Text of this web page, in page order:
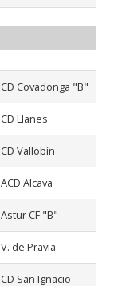
CD Covadonga "B"
CD Llanes
CD Vallobín
ACD Alcava
Astur CF "B"
V. de Pravia
CD San Ignacio